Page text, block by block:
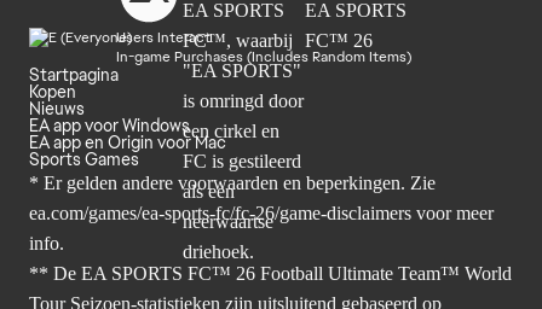
Users Interact
In-game Purchases (Includes Random Items)
Startpagina
Kopen
Nieuws
EA app voor Windows
EA app en Origin voor Mac
Sports Games
* Er gelden andere voorwaarden en beperkingen. Zie
ea.com/games/ea-sports-fc/fc-26/game-disclaimers voor meer
info.
** De EA SPORTS FC™ 26 Football Ultimate Team™ World
Tour Seizoen-statistieken zijn uitsluitend gebaseerd op